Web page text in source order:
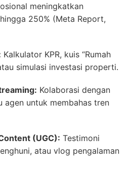
meningkatkan
hingga 250% (Meta Report,
Kalkulator KPR, kuis “Rumah
simulasi investasi properti.
Kolaborasi dengan
agen untuk membahas tren
(UGC): Testimoni
atau vlog pengalaman